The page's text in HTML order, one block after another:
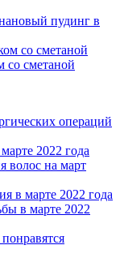
пудинг в
со сметаной
операций
2022 года
волос на март
в марте 2022 года
в марте 2022